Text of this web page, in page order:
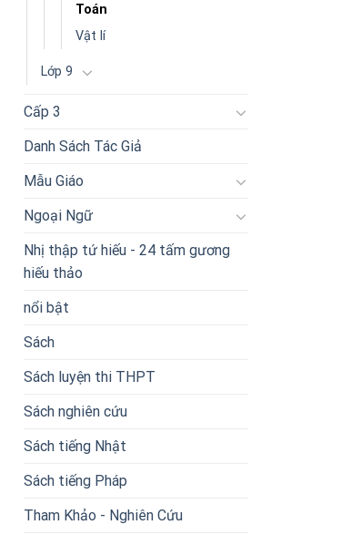
Toán
Vật lí
Lớp 9
Cấp 3
Danh Sách Tác Giả
Mẫu Giáo
Ngoại Ngữ
Nhị thập tứ hiếu - 24 tấm gương
hiếu thảo
nổi bật
Sách
Sách luyện thi THPT
Sách nghiên cứu
Sách tiếng Nhật
Sách tiếng Pháp
Tham Khảo - Nghiên Cứu